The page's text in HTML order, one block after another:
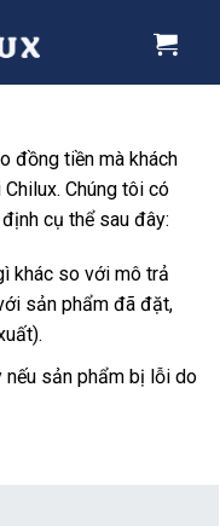
đồng tiền mà khách
Chúng tôi có
cụ thể sau đây:
khác so với mô trả
sản phẩm đã đặt,
nếu sản phẩm bị lỗi do